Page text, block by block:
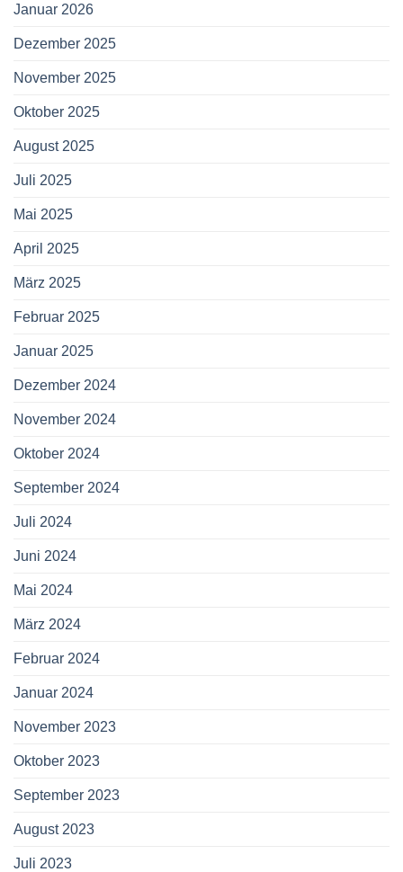
Januar 2026
Dezember 2025
November 2025
Oktober 2025
August 2025
Juli 2025
Mai 2025
April 2025
März 2025
Februar 2025
Januar 2025
Dezember 2024
November 2024
Oktober 2024
September 2024
Juli 2024
Juni 2024
Mai 2024
März 2024
Februar 2024
Januar 2024
November 2023
Oktober 2023
September 2023
August 2023
Juli 2023